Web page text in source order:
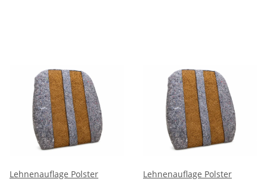
Lehnenauflage Polster
Lehnenauflage Polster